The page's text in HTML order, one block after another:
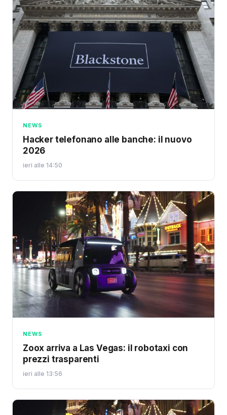
NEWS
Hacker telefonano alle banche: il nuovo
2026
ieri alle 14:50
NEWS
Zoox arriva a Las Vegas: il robotaxi con
prezzi trasparenti
ieri alle 13:56